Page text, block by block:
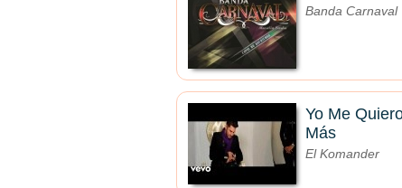
Banda Carnaval
Yo Me
Más
El Komander